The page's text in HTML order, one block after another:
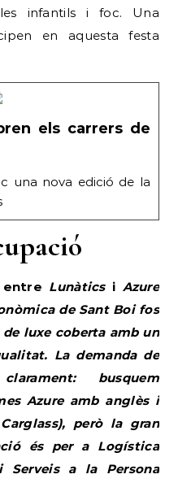
infantils i foc. Una
en aquesta festa
els carrers de
una nova edició de la
entre Lunàticsi Azure
de Sant Boi fos
luxe coberta amb un
La demanda de
busquem
Azure amb anglès i
però la gran
és per a Logística
Serveis a la Persona